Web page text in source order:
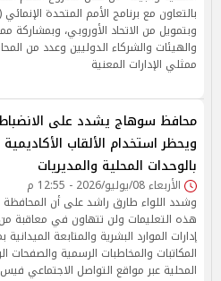
وبتمويل من الاتحاد الأوروبي، وبمشاركة
والهيئات والشركاء الدوليين وعدد من
ممثلي الإدارات المعنية
محافظ سوهاج يشدد على
ويحظر استخدام الألقاب
بالوحدات المحلية والمديريات
الأربعاء 08/يوليو/2026 - 12:55 م
وشدد اللواء طارق راشد على أن
هذه التعليمات ولن تتهاون في معاقبة من
إدارات الموارد البشرية والمتابعة
المكاتبات والمخاطبات الرسمية والصفحات
المحلية عبر مواقع التواصل الاجتماعي